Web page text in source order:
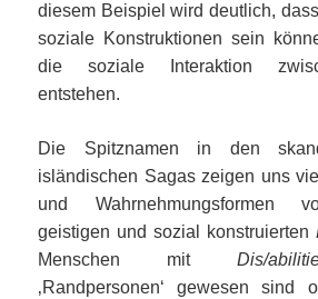
diesem Beispiel wird deutlich,
soziale Konstruktionen sein
die soziale Interaktion
entstehen.
Die Spitznamen in den
isländischen Sagas zeigen uns
und Wahrnehmungsformen
geistigen und sozial konstruierten
Menschen mit Dis/
‚Randpersonen‘ gewesen